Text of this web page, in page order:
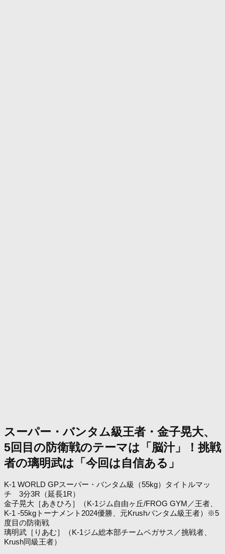
スーパー・バンタム級王者・金子晃大、
5回目の防衛戦のテーマは「脳汁」！挑戦
者の璃明武は「今回は自信ある」
K-1 WORLD GPスーパー・バンタム級（55kg）タイトルマッ
チ 3分3R（延長1R）
金子晃大［あきひろ］（K-1ジム自由ヶ丘/FROG GYM／王者、
K-1 -55kgトーナメント2024優勝、元Krushバンタム級王者）※5
度目の防衛戦
璃明武［りあむ］（K-1ジム総本部チームペガサス／挑戦者、
Krush同級王者）